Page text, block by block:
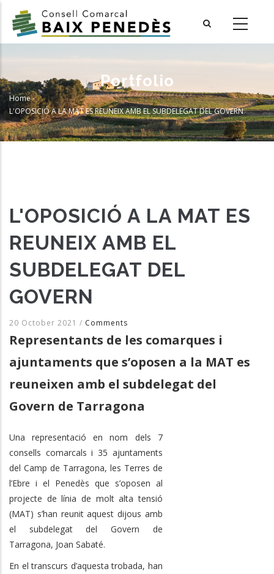
main
Portfolio
Breadcrumb
Home-
L'OPOSICIÓ A LA MAT ES REUNEIX AMB EL SUBDELEGAT DEL GOVERN
L'OPOSICIÓ A LA MAT ES
REUNEIX AMB EL
SUBDELEGAT DEL
GOVERN
20 October 2021 / Comments
Representants de les comarques i
ajuntaments que s’oposen a la MAT es
reuneixen amb el subdelegat del
Govern de Tarragona
Una representació en nom dels 7
consells comarcals i 35 ajuntaments
del Camp de Tarragona, les Terres de
l’Ebre i el Penedès que s’oposen al
projecte de línia de molt alta tensió
(MAT) s’han reunit aquest dijous amb
el subdelegat del Govern de
Tarragona, Joan Sabaté.
En el transcurs d’aquesta trobada, han